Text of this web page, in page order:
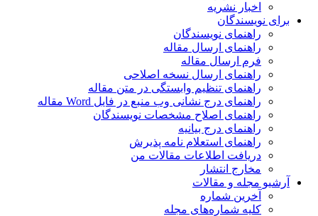
اخبار نشریه
برای نویسندگان
راهنمای نویسندگان
راهنمای ارسال مقاله
فرم ارسال مقاله
راهنمای ارسال نسخه اصلاحی
راهنمای تنظیم وابستگی در متن مقاله
راهنمای درج نشانی وب منبع در فایل Word مقاله
راهنمای اصلاح مشخصات نویسندگان
راهنمای درج بیانیه
راهنمای استعلام نامه پذیرش
دریافت اطلاعات مقالات من
مخارج انتشار
آرشیو مجله و مقالات
آخرین شماره
کلیه شماره‌های مجله